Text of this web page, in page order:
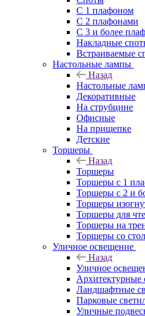
С 1 плафоном
С 2 плафонами
С 3 и более
Накладные
Встраиваемые
Настольные лампы
Назад
Настольные
Декоративные
На струбцине
Офисные
На прищепке
Детские
Торшеры
Назад
Торшеры
Торшеры с 1
Торшеры с 2 и
Торшеры
Торшеры для
Торшеры на
Торшеры со
Уличное освещение
Назад
Уличное
Архитектурные
Ландшафтные
Парковые
Уличные